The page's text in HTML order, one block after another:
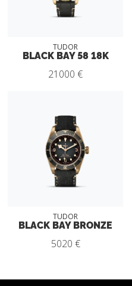
TUDOR
BLACK BAY 58 18K
21000 €
TUDOR
BLACK BAY BRONZE
5020 €